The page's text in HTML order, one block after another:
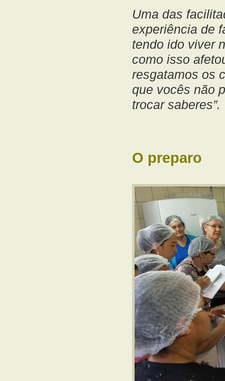
Uma das
experiência de
tendo ido viver
como isso
resgatamos os
que vocês não
trocar saberes”.
O preparo